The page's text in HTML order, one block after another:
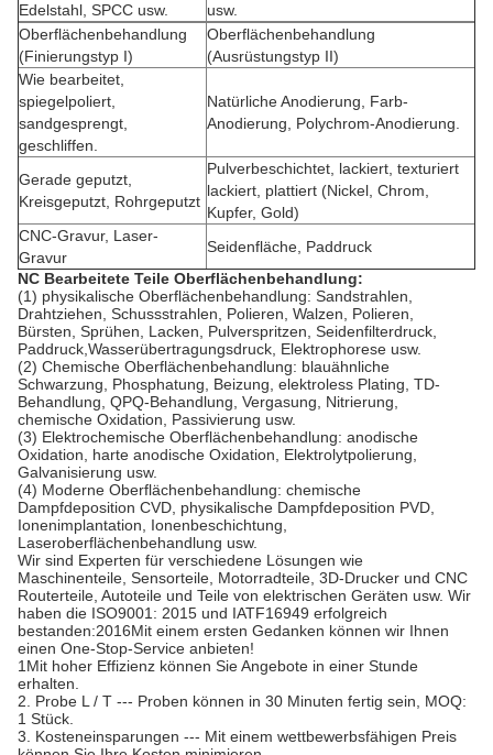
Edelstahl, SPCC usw.
usw.
Oberflächenbehandlung
(Finierungstyp I)
Oberflächenbehandlung
(Ausrüstungstyp II)
Wie bearbeitet,
spiegelpoliert,
sandgesprengt,
geschliffen.
Natürliche Anodierung, Farb-
Anodierung, Polychrom-Anodierung.
Gerade geputzt,
Kreisgeputzt, Rohrgeputzt
Pulverbeschichtet, lackiert, texturiert
lackiert, plattiert (Nickel, Chrom,
Kupfer, Gold)
CNC-Gravur, Laser-
Gravur
Seidenfläche, Paddruck
NC Bearbeitete Teile Oberflächenbehandlung:
(1) physikalische Oberflächenbehandlung: Sandstrahlen,
Drahtziehen, Schussstrahlen, Polieren, Walzen, Polieren,
Bürsten, Sprühen, Lacken, Pulverspritzen, Seidenfilterdruck,
Paddruck,Wasserübertragungsdruck, Elektrophorese usw.
(2) Chemische Oberflächenbehandlung: blauähnliche
Schwarzung, Phosphatung, Beizung, elektroless Plating, TD-
Behandlung, QPQ-Behandlung, Vergasung, Nitrierung,
chemische Oxidation, Passivierung usw.
(3) Elektrochemische Oberflächenbehandlung: anodische
Oxidation, harte anodische Oxidation, Elektrolytpolierung,
Galvanisierung usw.
(4) Moderne Oberflächenbehandlung: chemische
Dampfdeposition CVD, physikalische Dampfdeposition PVD,
Ionenimplantation, Ionenbeschichtung,
Laseroberflächenbehandlung usw.
Wir sind Experten für verschiedene Lösungen wie
Maschinenteile, Sensorteile, Motorradteile, 3D-Drucker und CNC
Routerteile, Autoteile und Teile von elektrischen Geräten usw. Wir
haben die ISO9001: 2015 und IATF16949 erfolgreich
bestanden:2016Mit einem ersten Gedanken können wir Ihnen
einen One-Stop-Service anbieten!
1Mit hoher Effizienz können Sie Angebote in einer Stunde
erhalten.
2. Probe L / T --- Proben können in 30 Minuten fertig sein, MOQ:
1 Stück.
3. Kosteneinsparungen --- Mit einem wettbewerbsfähigen Preis